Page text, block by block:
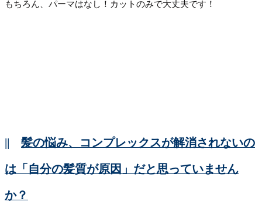
もちろん、パーマはなし！カットのみで大丈夫です！
髪の悩み、コンプレックスが解消されないの
は「自分の髪質が原因」だと思っていません
か？